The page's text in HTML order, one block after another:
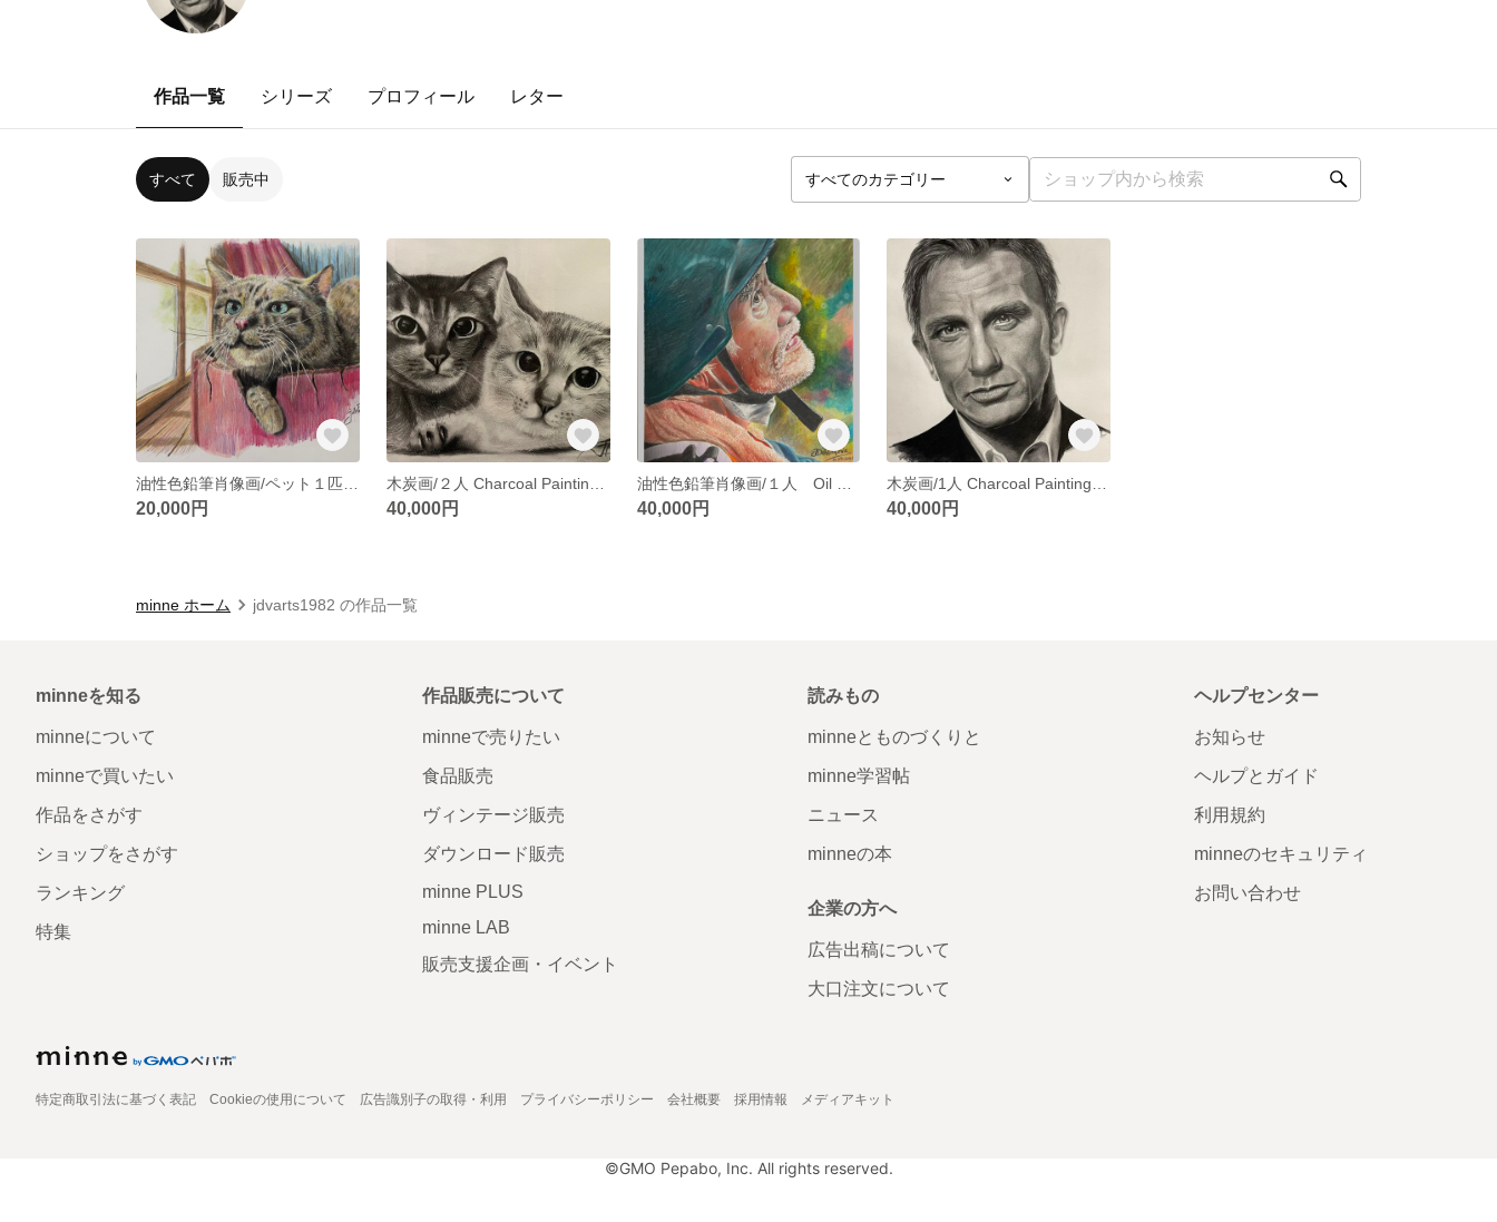
作品一覧 シリーズ プロフィール レター
すべて 販売中
20,000円 40,000円 40,000円 40,000円
minne ホーム jdvarts1982 の作品一覧
minneを知る
minneについて
minneで買いたい
作品をさがす
ショップをさがす
ランキング
特集
作品販売について
minneで売りたい
食品販売
ヴィンテージ販売
ダウンロード販売
minne PLUS
minne LAB
販売支援企画・イベント
読みもの
minneとものづくりと
minne学習帖
ニュース
minneの本
企業の方へ
広告出稿について
大口注文について
ヘルプセンター
お知らせ
ヘルプとガイド
利用規約
minneのセキュリティ
お問い合わせ
特定商取引法に基づく表記 Cookieの使用について 広告識別子の取得・利用 プライバシーポリシー 会社概要 採用情報 メディアキット
©GMO Pepabo, Inc. All rights reserved.